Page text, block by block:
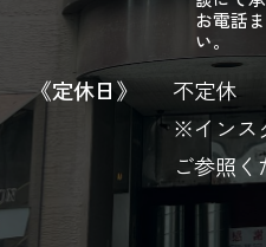
お電話
い。
《定休日》
不定休
※インス
ご参照く